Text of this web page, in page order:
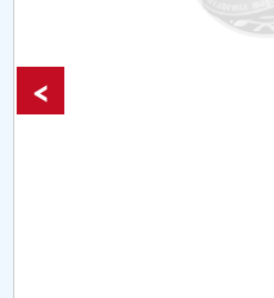
Comisie de etica unversitară
Evenimente CUP
<